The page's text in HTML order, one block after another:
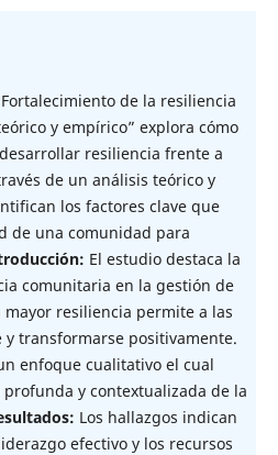
de la resiliencia
y empírico” explora cómo
resiliencia frente a
de un análisis teórico y
los factores clave que
de una comunidad para
El estudio destaca la
comunitaria en la gestión de
resiliencia permite a las
transformarse positivamente.
enfoque cualitativo el cual
y contextualizada de la
Los hallazgos indican
efectivo y los recursos